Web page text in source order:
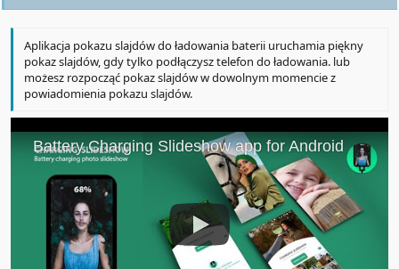
Aplikacja pokazu slajdów do ładowania baterii uruchamia piękny
pokaz slajdów, gdy tylko podłączysz telefon do ładowania. lub
możesz rozpocząć pokaz slajdów w dowolnym momencie z
powiadomienia pokazu slajdów.